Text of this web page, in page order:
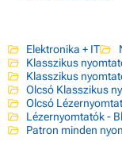
Elektronika + IT
Klasszikus
Klasszikus
Olcsó Klasszikus
Olcsó
Lézernyomtatók -
Patron minden